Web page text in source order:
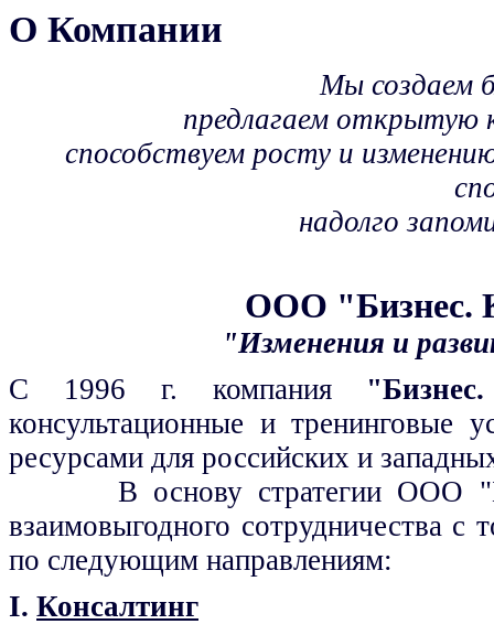
О Компании
Мы создаем
предлагаем открытую
способствуем росту и
надолго
ООО "Бизнес.
"Изменения и
C 1996 г. компания
консультационные и тренинговые
ресурсами для российских и
В основу стратегии ООО
взаимовыгодного сотрудничества
по следующим направлениям:
I. Консалтинг